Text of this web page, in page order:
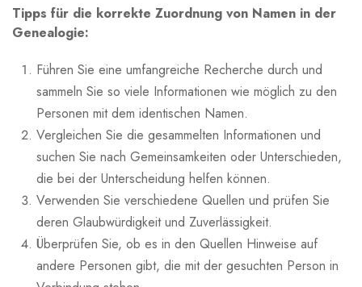
Tipps für die korrekte Zuordnung von Namen in der
Genealogie:
Führen Sie eine umfangreiche Recherche durch und
sammeln Sie so viele Informationen wie möglich zu den
Personen mit dem identischen Namen.
Vergleichen Sie die gesammelten Informationen und
suchen Sie nach Gemeinsamkeiten oder Unterschieden,
die bei der Unterscheidung helfen können.
Verwenden Sie verschiedene Quellen und prüfen Sie
deren Glaubwürdigkeit und Zuverlässigkeit.
Überprüfen Sie, ob es in den Quellen Hinweise auf
andere Personen gibt, die mit der gesuchten Person in